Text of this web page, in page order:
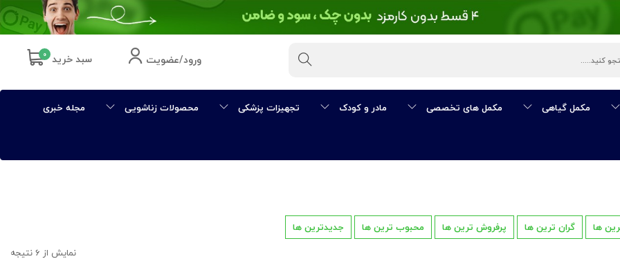
۰ سبد خرید ورود/عضویت
مکمل گیاهی مکمل های تخصصی مادر و کودک تجهیزات پزشکی محصولات زناشویی مجله خبری
ها گران ترین ها پرفروش ترین ها محبوب ترین ها
جدیدترین ها
نمایش از ۶ نتیجه